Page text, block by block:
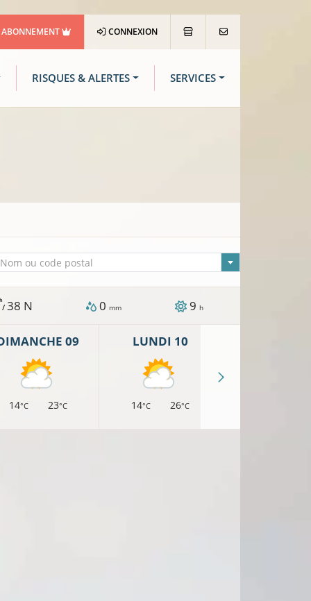
ABONNEMENT CONNEXION
RISQUES & ALERTES SERVICES
sélectionnée
Nom ou code postal
/ 38 N 0 mm 9 h
09
14°C 23°C
LUNDI 10
14°C 26°C